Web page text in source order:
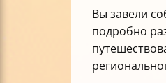
Вы завели
подробно